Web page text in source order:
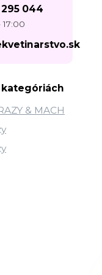
295 044
17:00
kategóriách
& MACH